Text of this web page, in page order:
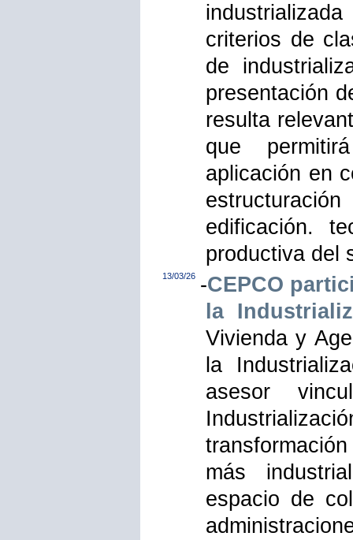
criterios de
de
presentación
resulta
que
aplicación en
edificación.
productiva del
13/03/26 -CEPCO
la
Vivienda y
la
asesor
más
espacio de